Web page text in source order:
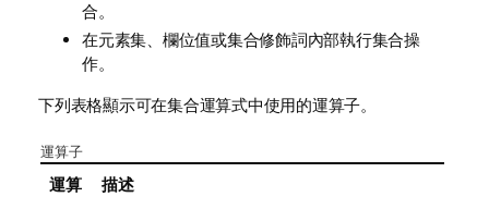
合。
在元素集、欄位值或集合修飾詞內部執行集合操
作。
下列表格顯示可在集合運算式中使用的運算子。
運算子
運算
描述